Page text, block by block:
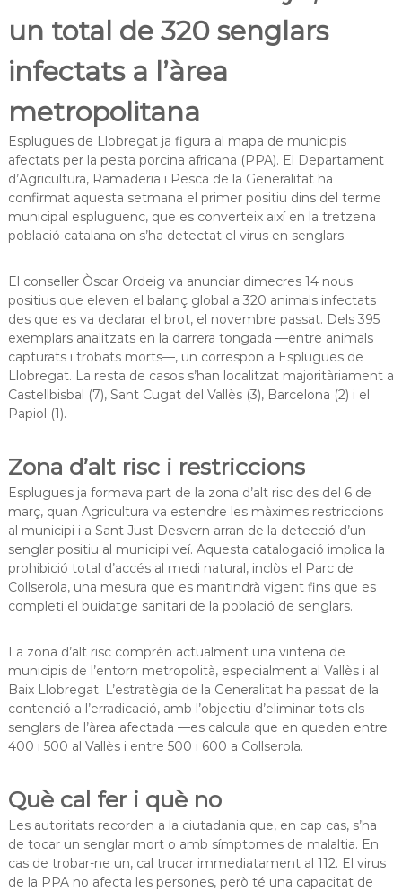
t
un total de 320 senglars
infectats a l’àrea
metropolitana
Esplugues de Llobregat ja figura al mapa de municipis
afectats per la pesta porcina africana (PPA). El Departament
d’Agricultura, Ramaderia i Pesca de la Generalitat ha
confirmat aquesta setmana el primer positiu dins del terme
municipal espluguenc, que es converteix així en la tretzena
població catalana on s’ha detectat el virus en senglars.
El conseller Òscar Ordeig va anunciar dimecres 14 nous
positius que eleven el balanç global a 320 animals infectats
des que es va declarar el brot, el novembre passat. Dels 395
exemplars analitzats en la darrera tongada —entre animals
capturats i trobats morts—, un correspon a Esplugues de
Llobregat. La resta de casos s’han localitzat majoritàriament a
Castellbisbal (7), Sant Cugat del Vallès (3), Barcelona (2) i el
Papiol (1).
Zona d’alt risc i restriccions
Esplugues ja formava part de la zona d’alt risc des del 6 de
març, quan Agricultura va estendre les màximes restriccions
al municipi i a Sant Just Desvern arran de la detecció d’un
senglar positiu al municipi veí. Aquesta catalogació implica la
prohibició total d’accés al medi natural, inclòs el Parc de
Collserola, una mesura que es mantindrà vigent fins que es
completi el buidatge sanitari de la població de senglars.
La zona d’alt risc comprèn actualment una vintena de
municipis de l’entorn metropolità, especialment al Vallès i al
Baix Llobregat. L’estratègia de la Generalitat ha passat de la
contenció a l’erradicació, amb l’objectiu d’eliminar tots els
senglars de l’àrea afectada —es calcula que en queden entre
400 i 500 al Vallès i entre 500 i 600 a Collserola.
Què cal fer i què no
Les autoritats recorden a la ciutadania que, en cap cas, s’ha
de tocar un senglar mort o amb símptomes de malaltia. En
cas de trobar-ne un, cal trucar immediatament al 112. El virus
de la PPA no afecta les persones, però té una capacitat de